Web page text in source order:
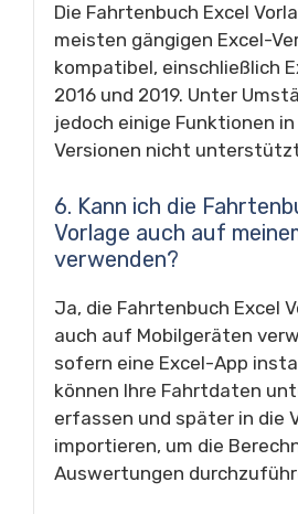
Die Fahrtenbuch Excel
meisten gängigen Excel-
kompatibel, einschließlich
2016 und 2019. Unter
jedoch einige Funktionen
Versionen nicht
6. Kann ich die
Vorlage auch auf
verwenden?
Ja, die Fahrtenbuch Excel
auch auf Mobilgeräten
sofern eine Excel-App
können Ihre Fahrtdaten
erfassen und später in die
importieren, um die
Auswertungen